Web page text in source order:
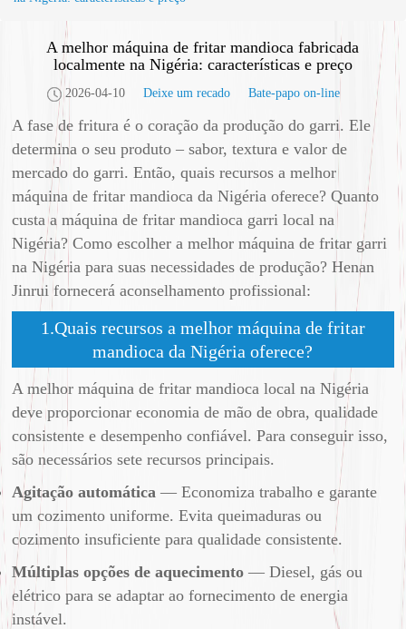
A melhor máquina de fritar mandioca fabricada
localmente na Nigéria: características e preço
2026-04-10 Deixe um recado Bate-papo on-line
A fase de fritura é o coração da produção do garri. Ele
determina o seu produto – sabor, textura e valor de
mercado do garri. Então, quais recursos a melhor
máquina de fritar mandioca da Nigéria oferece? Quanto
custa a máquina de fritar mandioca garri local na
Nigéria? Como escolher a melhor máquina de fritar garri
na Nigéria para suas necessidades de produção? Henan
Jinrui fornecerá aconselhamento profissional:
1.Quais recursos a melhor máquina de fritar
mandioca da Nigéria oferece?
A melhor máquina de fritar mandioca local na Nigéria
deve proporcionar economia de mão de obra, qualidade
consistente e desempenho confiável. Para conseguir isso,
são necessários sete recursos principais.
Agitação automática — Economiza trabalho e garante
um cozimento uniforme. Evita queimaduras ou
cozimento insuficiente para qualidade consistente.
Múltiplas opções de aquecimento — Diesel, gás ou
elétrico para se adaptar ao fornecimento de energia
instável.